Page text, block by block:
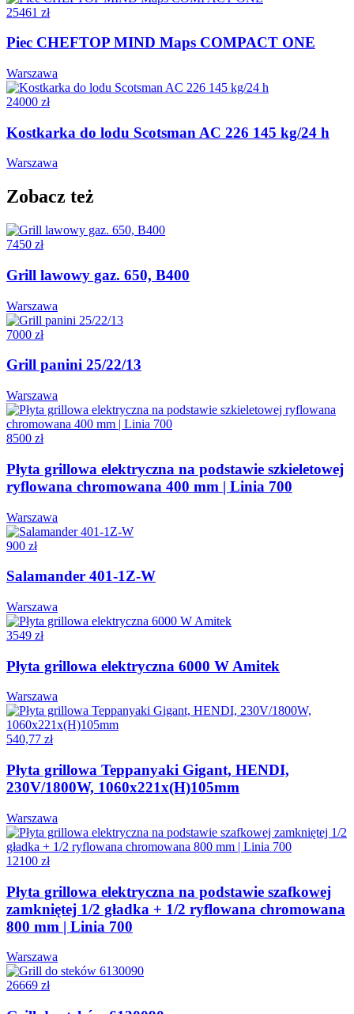
25461 zł
Piec CHEFTOP MIND Maps COMPACT ONE
Warszawa
24000 zł
Kostkarka do lodu Scotsman AC 226 145 kg/24 h
Warszawa
Zobacz też
7450 zł
Grill lawowy gaz. 650, B400
Warszawa
7000 zł
Grill panini 25/22/13
Warszawa
8500 zł
Płyta grillowa elektryczna na podstawie szkieletowej
ryflowana chromowana 400 mm | Linia 700
Warszawa
900 zł
Salamander 401-1Z-W
Warszawa
3549 zł
Płyta grillowa elektryczna 6000 W Amitek
Warszawa
540,77 zł
Płyta grillowa Teppanyaki Gigant, HENDI,
230V/1800W, 1060x221x(H)105mm
Warszawa
12100 zł
Płyta grillowa elektryczna na podstawie szafkowej
zamkniętej 1/2 gładka + 1/2 ryflowana chromowana
800 mm | Linia 700
Warszawa
26669 zł